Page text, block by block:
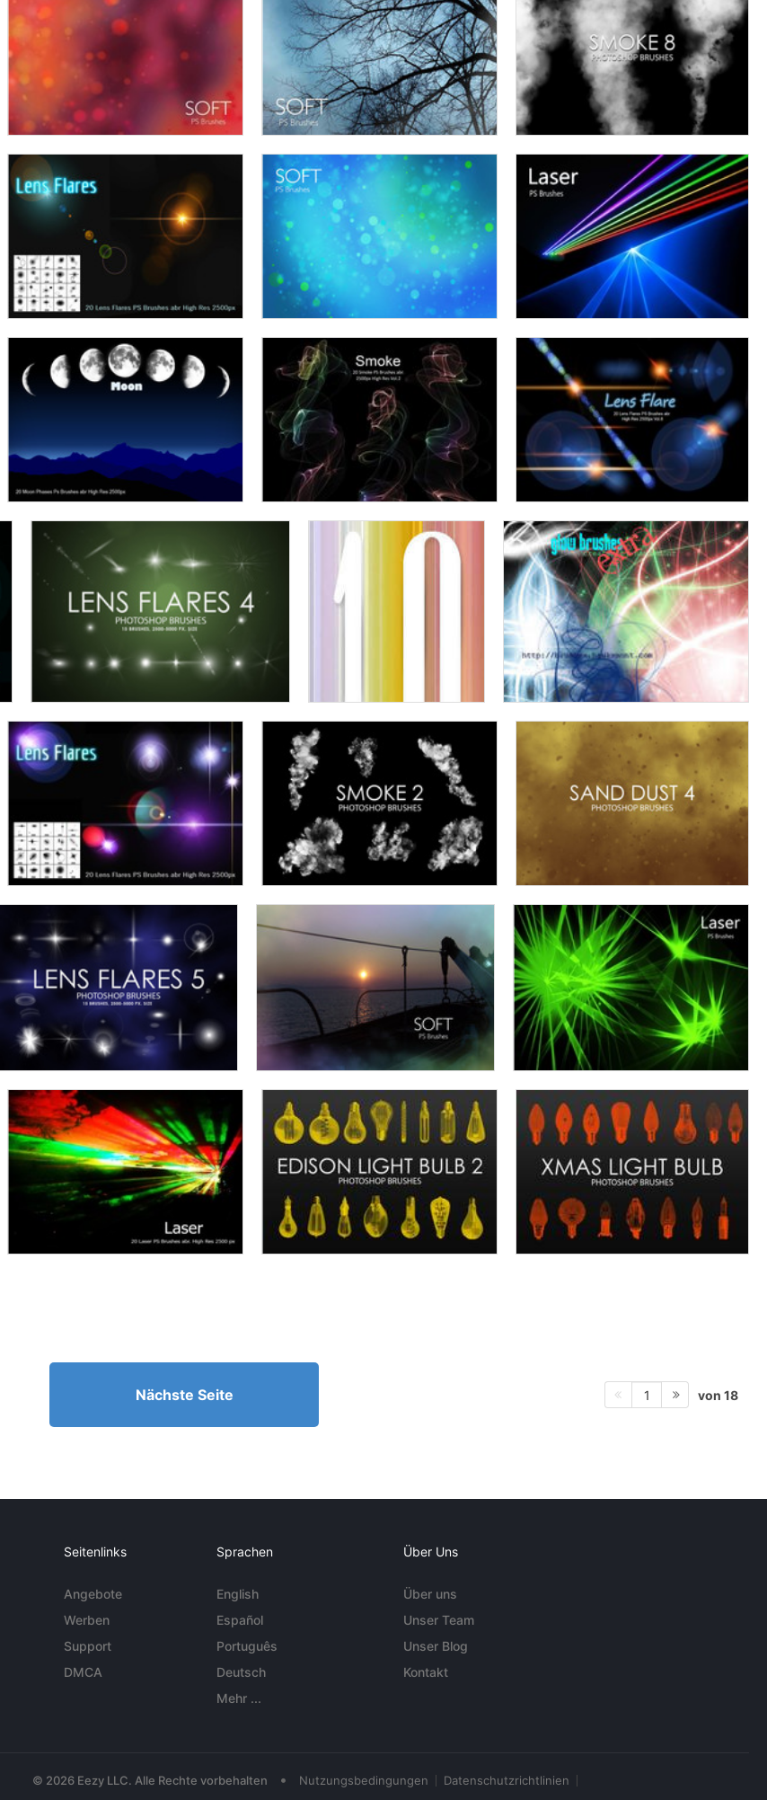
Nächste Seite 1 von 18
Seitenlinks
Angebote
Werben
Support
DMCA
Sprachen
English
Español
Português
Deutsch
Mehr ...
Über Uns
Über uns
Unser Team
Unser Blog
Kontakt
© 2026 Eezy LLC. Alle Rechte vorbehalten • Nutzungsbedingungen Datenschutzrichtlinien